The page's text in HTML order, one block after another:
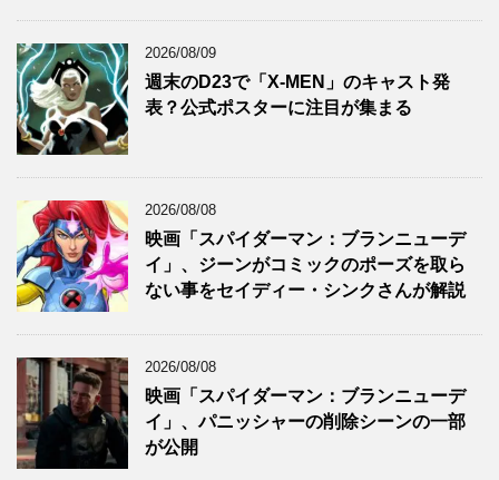
2026/08/09
週末のD23で「X-MEN」のキャスト発
表？公式ポスターに注目が集まる
2026/08/08
映画「スパイダーマン：ブランニューデ
イ」、ジーンがコミックのポーズを取ら
ない事をセイディー・シンクさんが解説
2026/08/08
映画「スパイダーマン：ブランニューデ
イ」、パニッシャーの削除シーンの一部
が公開